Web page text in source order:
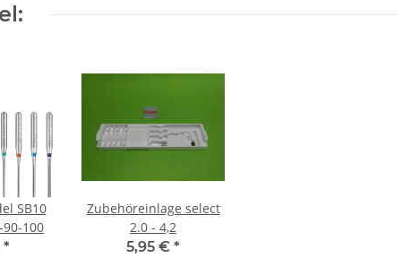
SB10
100
*
Zubehöreinlage select
2.0 - 4,2
5,95 € *